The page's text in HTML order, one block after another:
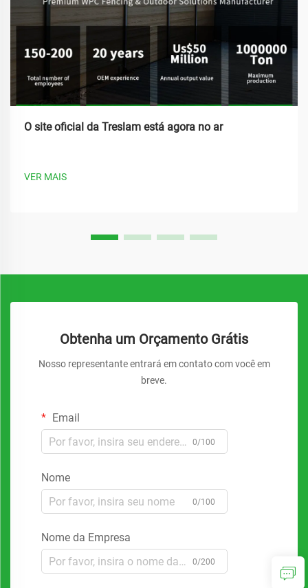
O site oficial da Treslam está agora no ar
VER MAIS
Obtenha um Orçamento Grátis
Nosso representante entrará em contato com você em
breve.
Email
0/100
Nome
0/100
Nome da Empresa
0/200